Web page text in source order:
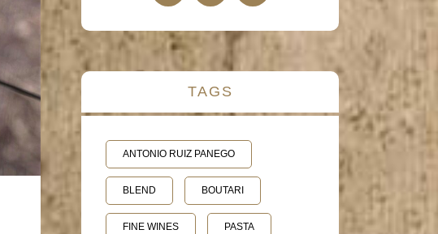
TAGS
ANTONIO RUIZ PANEGO
BLEND BOUTARI
FINE WINES PASTA